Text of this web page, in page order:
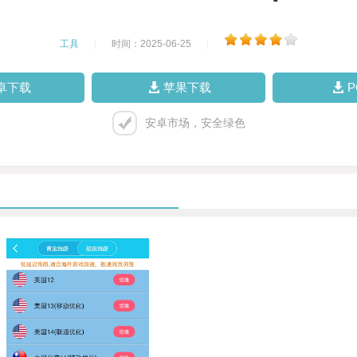
工具 时间：2025-06-25
下载 苹果下载
安卓市场，安全绿色